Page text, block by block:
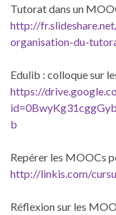
Tutorat dans un
http://
organisation-du-
Edulib : colloque sur
https://
b
Repérer les MOOCs
http://linkis.com/
Réflexion sur les